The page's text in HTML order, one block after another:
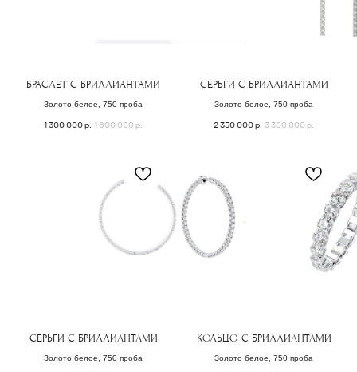
БРАСЛЕТ С БРИЛЛИАНТАМИ
Золото белое, 750 проба
1 300 000р. 1 600 000р.
СЕРЬГИ С БРИЛЛИАНТАМИ
Золото белое, 750 проба
2 350 000р. 3 300 000р.
СЕРЬГИ С БРИЛЛИАНТАМИ
Золото белое, 750 проба
КОЛЬЦО С БРИЛЛИАНТАМИ
Золото белое, 750 проба
ОСТАВИТЬ ЗАЯВКУ
СПЕЦИАЛЬНО